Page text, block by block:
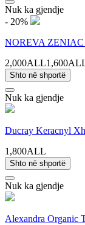
Nuk ka gjendje
- 20%
NOREVA
2,000ALL
Shto në shportë
Nuk ka gjendje
Ducray Keracnyl
1,800ALL
Shto në shportë
Nuk ka gjendje
Alexandra Organic